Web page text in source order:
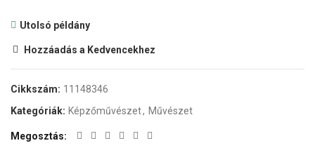
Utolsó példány
Hozzáadás a Kedvencekhez
Cikkszám: 11148346
Kategóriák: Képzőművészet, Művészet
Megosztás